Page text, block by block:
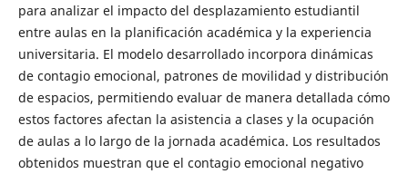
para analizar el impacto del desplazamiento estudiantil
entre aulas en la planificación académica y la experiencia
universitaria. El modelo desarrollado incorpora dinámicas
de contagio emocional, patrones de movilidad y distribución
de espacios, permitiendo evaluar de manera detallada cómo
estos factores afectan la asistencia a clases y la ocupación
de aulas a lo largo de la jornada académica. Los resultados
obtenidos muestran que el contagio emocional negativo